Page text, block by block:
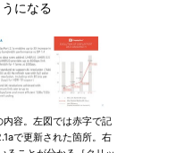
になる
容。左図では赤字で記
で更新された箇所。右